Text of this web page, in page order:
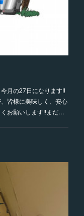
月の27日になります‼️
皆様に美味しく、安心
お願いします‼️まだ…